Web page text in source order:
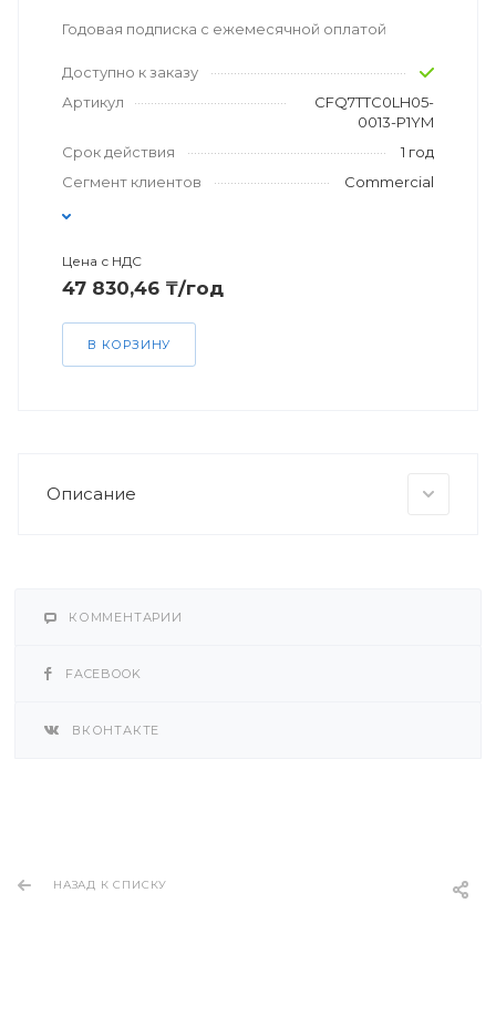
Годовая подписка с ежемесячной оплатой
Доступно к заказу
Артикул
CFQ7TTC0LH05-
0013-P1YM
Срок действия
1 год
Сегмент клиентов
Commercial
Цена с НДС
47 830,46 ₸/год
В КОРЗИНУ
Описание
КОММЕНТАРИИ
FACEBOOK
ВКОНТАКТЕ
НАЗАД К СПИСКУ